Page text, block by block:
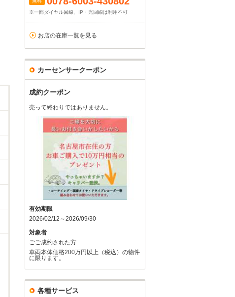
※一部ダイヤル回線、IP・光回線は利用不可
お店の在庫一覧を見る
カーセンサークーポン
成約クーポン
売って終わりではありません。
有効期限
2026/02/12～2026/09/30
対象者
ごご成約された方
車両本体価格200万円以上（税込）の物件
に限ります。
各種サービス